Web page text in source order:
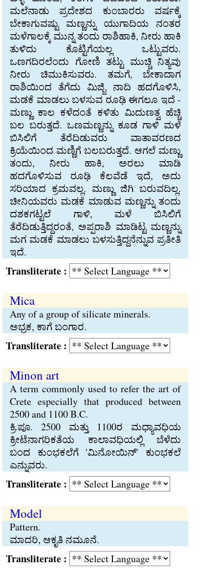
ಮಲೆನಾಡು ಪ್ರದೇಶದ ಕುಂಬಾರರು ವರ್ಷಕ್ಕೆ
ಬೇಕಾಗುವಷ್ಟು ಮಣ್ಣನ್ನು ಯುಗಾದಿಯ ನಂತರ
ಮಳೆಗಾಲಕ್ಕೆ ಮುನ್ನ ತಂದು ರಾಶಿಹಾಕಿ, ನೀರು ಹಾಕಿ
ತುಳಿದು ಕೊಟ್ಟಿಗೆಯಲ್ಲ ಒಟ್ಟುವರು.
ಒಣಗದಿರಲೆಂದು ಗೋಣಿ ತಟ್ಟು ಮುಚ್ಚಿ ನಿತ್ಯವು
ನೀರು ಚಿಮುಕಿಸುವರು. ತಮಗೆ, ಬೇಕಾದಾಗ
ರಾಶಿಯಿಂದ ತೆಗೆದು ಮಿಜ್ಜಿ, ನಾದಿ ಹದಗೊಳಿಸಿ,
ಮಡಕೆ ಮಾಡಲು ಬಳಸುವ ರೂಢಿ ಈಗಲೂ ಇದೆ -
ಮಣ್ಣು ಕಾಲ ಕಳೆದಂತೆ ಕಳಿತು ಮಿದುಣತ್ವ ಹೆಚ್ಚಿ
ಬಲ ಬರುತ್ತದೆ. ಒಣಮಣ್ಣನ್ನು ಕೂಡ ಗಾಳಿ ಮಳೆ
ಬಿಸಿಲಿಗೆ ತೆರೆದಿಡುವರು ವಾತಾವರಣದ
ಕ್ರಿಯೆಯಿಂದ ಮಣ್ಣಿಗೆ ಬಲಬರುತ್ತದೆ. ಆಗಲೆ ಮಣ್ಣು
ತಂದು, ನೀರು ಹಾಕಿ, ಅರಲು ಮಾಡಿ
ಹದಗೊಳಿಸುವ ರೂಢಿ ಕೆಲವೆಡೆ ಇದೆ, ಅದು
ಸರಿಯಾದ ಕ್ರಮವಲ್ಲ. ಮಣ್ಣು ಜಿಗಿ ಬರುವದಿಲ್ಲ.
ಚೀನಿಯವರು ಮಡಕೆ ಮಾಡುವ ಮಣ್ಣನ್ನು ತಂದು
ದಶಕಗಟ್ಟಲೆ ಗಾಳಿ, ಮಳೆ ಬಿಸಿಲಿಗೆ
ತೆರೆದಿಡುತ್ತಿದ್ದರಂತೆ, ಅಪ್ಪರಾಶಿ ಮಾಡಿಟ್ಟ ಮಣ್ಣನ್ನು
ಮಗ ಮಡಕೆ ಮಾಡಲು ಬಳಸುತ್ತಿದ್ದನೆನ್ನುವ ಪ್ರತೀತಿ
ಇದೆ.
:
Mica
Any of a group of silicate minerals.
ಅಭ್ರಕ, ಕಾಗೆ ಬಂಗಾರ.
:
Minon art
A term commonly used to refer the art of
Crete especially that produced between
2500 and 1100 B.C.
ಕ್ರಿ.ಪೂ. 2500 ಮತ್ತು 1100ರ ಮಧ್ಯಾವಧಿಯ
ಕ್ರೀಟೆನಾಗರಿಕತೆಯ ಕಾಲಾವಧಿಯಲ್ಲಿ ಬೆಳೆದು
ಬಂದ ಕುಂಭಕಲೆಗೆ 'ಮಿನೋಯಿನ್' ಕುಂಭಕಲೆ
ಎನ್ನುವರು.
:
Model
Pattern.
ಮಾದರಿ, ಆಕೃತಿ ನಮೂನೆ.
: